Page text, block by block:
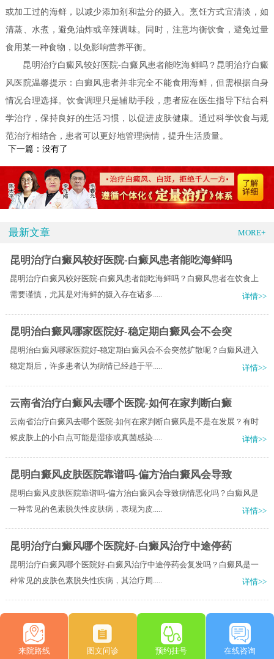
或加工过的海鲜，以减少添加剂和盐分的摄入。烹饪方式宜清淡，如
清蒸、水煮，避免油炸或辛辣调味。同时，注意均衡饮食，避免过量
食用某一种食物，以免影响营养平衡。
昆明治疗白癜风较好医院-白癜风患者能吃海鲜吗？昆明治疗白癜
风医院温馨提示：白癜风患者并非完全不能食用海鲜，但需根据自身
情况合理选择。饮食调理只是辅助手段，患者应在医生指导下结合科
学治疗，保持良好的生活习惯，以促进皮肤健康。通过科学饮食与规
范治疗相结合，患者可以更好地管理病情，提升生活质量。
下一篇：没有了
最新文章 MORE+
昆明治疗白癜风较好医院-白癜风患者能吃海鲜吗
昆明治疗白癜风较好医院-白癜风患者能吃海鲜吗？白癜风患者在饮食上
需要谨慎，尤其是对海鲜的摄入存在诸多.....
详情>>
昆明治白癜风哪家医院好-稳定期白癜风会不会突
昆明治白癜风哪家医院好-稳定期白癜风会不会突然扩散呢？白癜风进入
稳定期后，许多患者认为病情已经趋于平.....
详情>>
云南省治疗白癜风去哪个医院-如何在家判断白癜
云南省治疗白癜风去哪个医院-如何在家判断白癜风是不是在发展？有时
候皮肤上的小白点可能是湿疹或真菌感染.....
详情>>
昆明白癜风皮肤医院靠谱吗-偏方治白癜风会导致
昆明白癜风皮肤医院靠谱吗-偏方治白癜风会导致病情恶化吗？白癜风是
一种常见的色素脱失性皮肤病，表现为皮.....
详情>>
昆明治疗白癜风哪个医院好-白癜风治疗中途停药
昆明治疗白癜风哪个医院好-白癜风治疗中途停药会复发吗？白癜风是一
种常见的皮肤色素脱失性疾病，其治疗周.....
详情>>
来院路线 图文问诊 预约挂号 在线咨询